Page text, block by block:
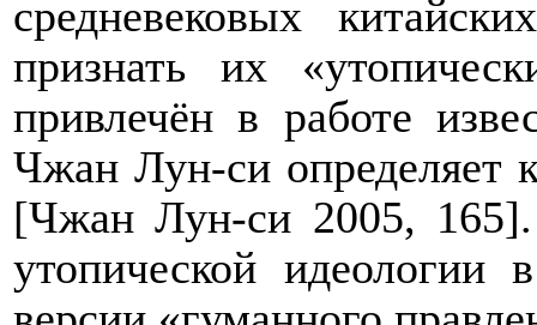
средневековых
признать их
привлечён в работе
Чжан Лун-си определяет
[Чжан Лун-си 2005, 165].
утопической идеологии